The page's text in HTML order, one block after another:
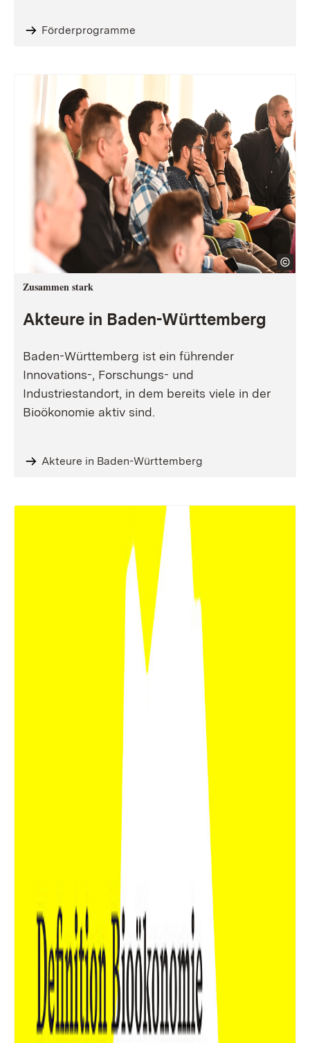
Förderprogramme
Zusammen stark
Akteure in Baden-Württemberg
Baden-Württemberg ist ein führender
Innovations-, Forschungs- und
Industriestandort, in dem bereits viele in der
Bioökonomie aktiv sind.
Akteure in Baden-Württemberg